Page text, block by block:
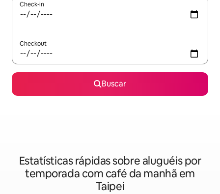
Check-in
Checkout
Buscar
Estatísticas rápidas sobre aluguéis por
temporada com café da manhã em
Taipei